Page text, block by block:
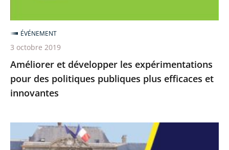
plus
efficaces
et
innovantes
Améliorer et développer les expérimentations
pour des politiques publiques plus efficaces et
innovantes
ÉVÉNEMENT
3 octobre 2019
Conseil